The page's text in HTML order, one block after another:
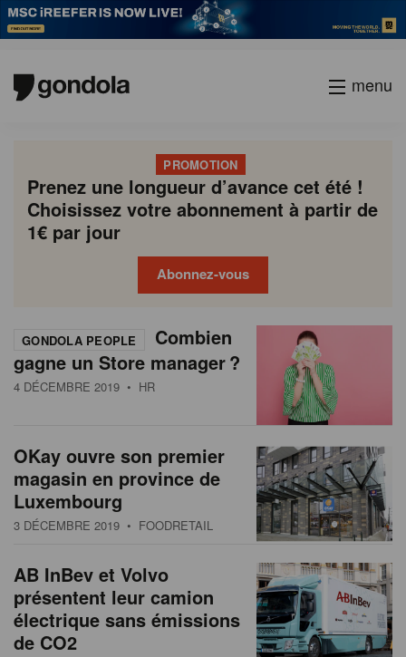
menu
PROMOTION
Prenez une longueur d’avance cet été !
Choisissez votre abonnement à partir de
1€ par jour
Abonnez-vous
e
w
GONDOLA PEOPLE
Combien
gagne un Store manager ?
4 DÉCEMBRE 2019 • HR
OKay ouvre son premier
magasin en province de
Luxembourg
3 DÉCEMBRE 2019 • FOODRETAIL
AB InBev et Volvo
présentent leur camion
électrique sans émissions
de CO2
P
a
g
a
t
i
o
Previous
page
Page
Page
Page
Page
Current
page
Page
Page
Page
Page
Next
page
academy
society